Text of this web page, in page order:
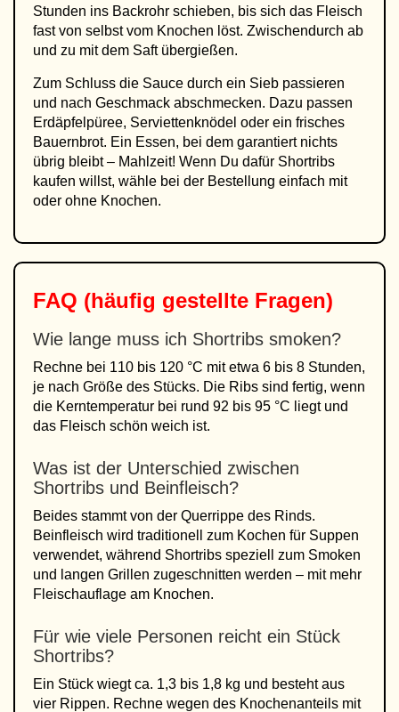
Stunden ins Backrohr schieben, bis sich das Fleisch
fast von selbst vom Knochen löst. Zwischendurch ab
und zu mit dem Saft übergießen.
Zum Schluss die Sauce durch ein Sieb passieren
und nach Geschmack abschmecken. Dazu passen
Erdäpfelpüree, Serviettenknödel oder ein frisches
Bauernbrot. Ein Essen, bei dem garantiert nichts
übrig bleibt – Mahlzeit! Wenn Du dafür Shortribs
kaufen willst, wähle bei der Bestellung einfach mit
oder ohne Knochen.
FAQ (häufig gestellte Fragen)
Wie lange muss ich Shortribs smoken?
Rechne bei 110 bis 120 °C mit etwa 6 bis 8 Stunden,
je nach Größe des Stücks. Die Ribs sind fertig, wenn
die Kerntemperatur bei rund 92 bis 95 °C liegt und
das Fleisch schön weich ist.
Was ist der Unterschied zwischen
Shortribs und Beinfleisch?
Beides stammt von der Querrippe des Rinds.
Beinfleisch wird traditionell zum Kochen für Suppen
verwendet, während Shortribs speziell zum Smoken
und langen Grillen zugeschnitten werden – mit mehr
Fleischauflage am Knochen.
Für wie viele Personen reicht ein Stück
Shortribs?
Ein Stück wiegt ca. 1,3 bis 1,8 kg und besteht aus
vier Rippen. Rechne wegen des Knochenanteils mit